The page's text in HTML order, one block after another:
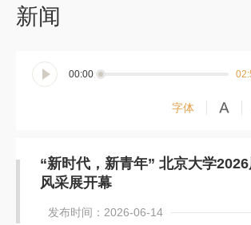
新闻
00:00
字体
“新时代，新青年” 北京大学
风采展开幕
发布时间：2026-06-14